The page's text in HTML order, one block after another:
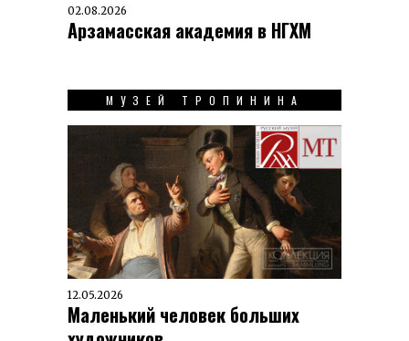
02.08.2026
Арзамасская академия в НГХМ
МУЗЕЙ ТРОПИНИНА
12.05.2026
Маленький человек больших